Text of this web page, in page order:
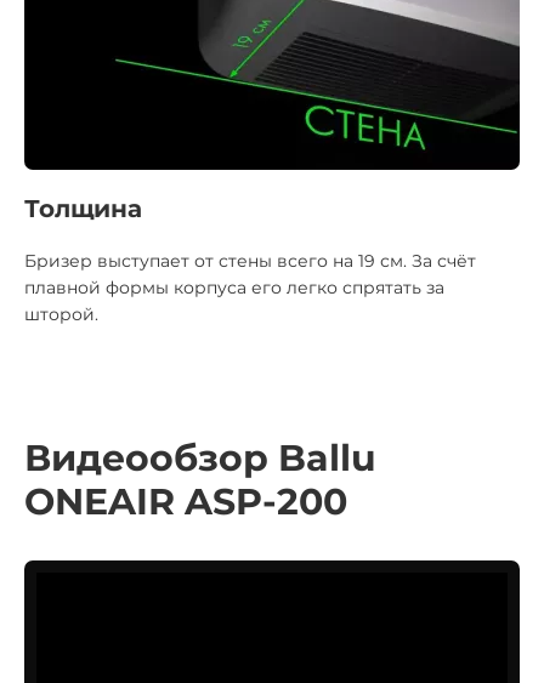
Толщина
Бризер выступает от стены всего на 19 см. За счёт
плавной формы корпуса его легко спрятать за
шторой.
Видеообзор Ballu
ONEAIR ASP-200